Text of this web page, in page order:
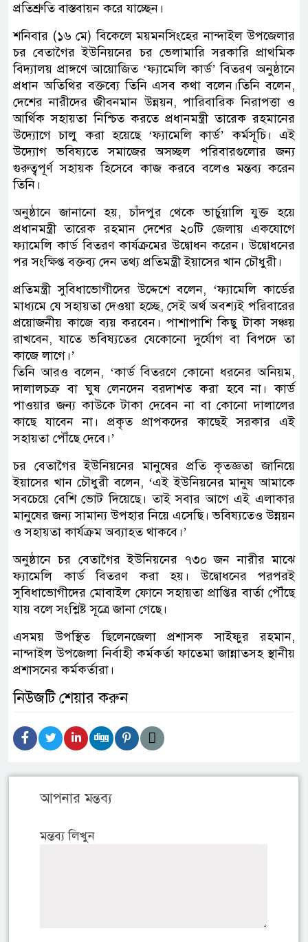
প্রতিশ্রুতি বাস্তবায়ন করে যাচ্ছেন।
শনিবার (১৬ মে) বিকেলে ময়মনসিংহের নান্দাইল উপজেলার
চর বেতাগৈর ইউনিয়নের চর ভেলামারি সরকারি প্রাথমিক
বিদ্যালয় প্রাঙ্গণে আয়োজিত ‘ফ্যামেলি কার্ড’ বিতরণ অনুষ্ঠানে
প্রধান অতিথির বক্তব্যে তিনি এসব কথা বলেন।তিনি বলেন,
দেশের নারীদের জীবনমান উন্নয়ন, পারিবারিক নিরাপত্তা ও
আর্থিক সহায়তা নিশ্চিত করতে প্রধানমন্ত্রী তারেক রহমানের
উদ্যোগে চালু করা হয়েছে ‘ফ্যামেলি কার্ড’ কর্মসূচি। এই
উদ্যোগ ভবিষ্যতে সমাজের অসচ্ছল পরিবারগুলোর জন্য
গুরুত্বপূর্ণ সহায়ক হিসেবে কাজ করবে বলেও মন্তব্য করেন
তিনি।
অনুষ্ঠানে জানানো হয়, চাঁদপুর থেকে ভার্চুয়ালি যুক্ত হয়ে
প্রধানমন্ত্রী তারেক রহমান দেশের ২০টি জেলায় একযোগে
ফ্যামেলি কার্ড বিতরণ কার্যক্রমের উদ্বোধন করেন। উদ্বোধনের
পর সংক্ষিপ্ত বক্তব্য দেন তথ্য প্রতিমন্ত্রী ইয়াসের খান চৌধুরী।
প্রতিমন্ত্রী সুবিধাভোগীদের উদ্দেশে বলেন, ‘ফ্যামেলি কার্ডের
মাধ্যমে যে সহায়তা দেওয়া হচ্ছে, সেই অর্থ অবশ্যই পরিবারের
প্রয়োজনীয় কাজে ব্যয় করবেন। পাশাপাশি কিছু টাকা সঞ্চয়
রাখবেন, যাতে ভবিষ্যতের যেকোনো দুর্যোগ বা বিপদে তা
কাজে লাগে।’
তিনি আরও বলেন, ‘কার্ড বিতরণে কোনো ধরনের অনিয়ম,
দালালচক্র বা ঘুষ লেনদেন বরদাশত করা হবে না। কার্ড
পাওয়ার জন্য কাউকে টাকা দেবেন না বা কোনো দালালের
কাছে যাবেন না। প্রকৃত প্রাপকদের কাছেই সরকার এই
সহায়তা পৌঁছে দেবে।’
চর বেতাগৈর ইউনিয়নের মানুষের প্রতি কৃতজ্ঞতা জানিয়ে
ইয়াসের খান চৌধুরী বলেন, ‘এই ইউনিয়নের মানুষ আমাকে
সবচেয়ে বেশি ভোট দিয়েছে। তাই সবার আগে এই এলাকার
মানুষের জন্য সামান্য উপহার নিয়ে এসেছি। ভবিষ্যতেও উন্নয়ন
ও সহায়তা কার্যক্রম অব্যাহত থাকবে।’
অনুষ্ঠানে চর বেতাগৈর ইউনিয়নের ৭৩০ জন নারীর মাঝে
ফ্যামেলি কার্ড বিতরণ করা হয়। উদ্বোধনের পরপরই
সুবিধাভোগীদের মোবাইল ফোনে সহায়তা প্রাপ্তির বার্তা পৌঁছে
যায় বলে সংশ্লিষ্ট সূত্রে জানা গেছে।
এসময় উপস্থিত ছিলেনজেলা প্রশাসক সাইফুর রহমান,
নান্দাইল উপজেলা নির্বাহী কর্মকর্তা ফাতেমা জান্নাতসহ স্থানীয়
প্রশাসনের কর্মকর্তারা।
নিউজটি শেয়ার করুন
আপনার মন্তব্য
মন্তব্য লিখুন